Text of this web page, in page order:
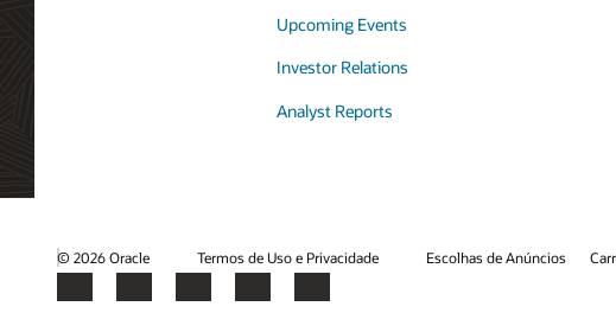
Upcoming Events
Investor Relations
Analyst Reports
© 2026 Oracle Termos de Uso e Privacidade Escolhas de Anúncios
Facebook
X LinkedInYouTubeInstagram